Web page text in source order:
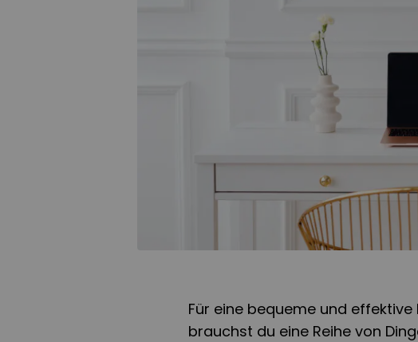
Für eine bequeme und
brauchst du eine Reihe von